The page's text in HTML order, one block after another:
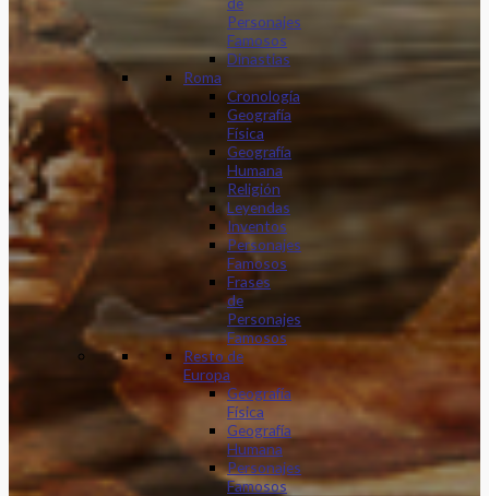
Personajes
Famosos
Dinastias
Roma
Cronología
Geografía
Física
Geografía
Humana
Religión
Leyendas
Inventos
Personajes
Famosos
Frases
de
Personajes
Famosos
Resto de
Europa
Geografía
Física
Geografía
Humana
Personajes
Famosos